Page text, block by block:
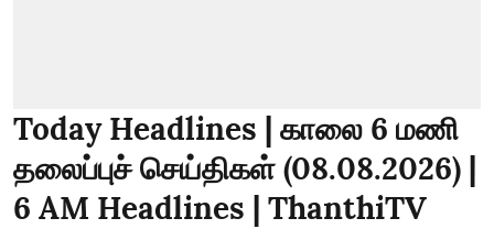
Today Headlines | காலை 6 மணி
தலைப்புச் செய்திகள் (08.08.2026) |
6 AM Headlines | ThanthiTV